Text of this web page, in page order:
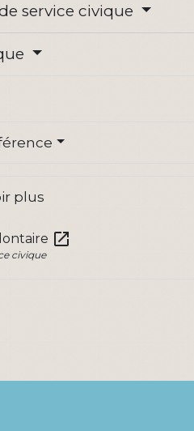
service civique
plus
open_in_new
civique